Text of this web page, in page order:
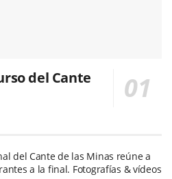
del Cante
del Cante de las Minas reúne a
a la final. Fotografías & vídeos